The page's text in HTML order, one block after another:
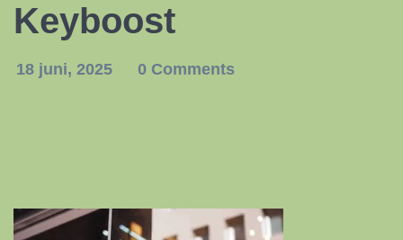
Keyboost
18 juni, 2025 0 Comments